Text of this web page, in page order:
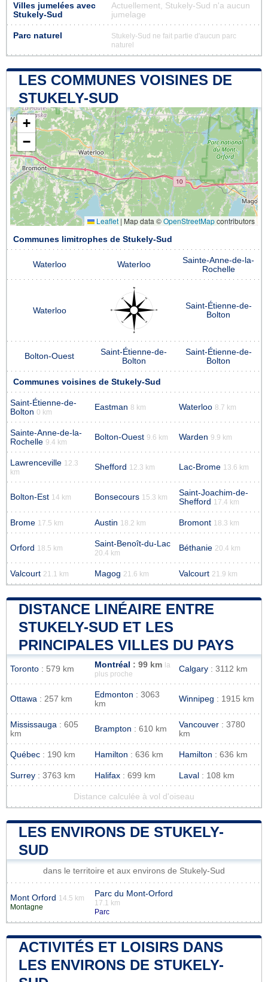
Villes jumelées avec
Stukely-Sud
Actuellement, Stukely-Sud n'a aucun
jumelage
Parc naturel
Stukely-Sud ne fait partie d'aucun parc
naturel
LES COMMUNES VOISINES DE
STUKELY-SUD
+
−
Leaflet | Map data ©OpenStreetMapcontributors
Communes limitrophes de Stukely-Sud
Waterloo Waterloo
Sainte-Anne-de-la-
Rochelle
Waterloo
Saint-Étienne-de-
Bolton
Bolton-Ouest
Saint-Étienne-de-
Bolton
Saint-Étienne-de-
Bolton
Communes voisines de Stukely-Sud
Saint-Étienne-de-
Bolton 0 km
Eastman 8 km Waterloo 8.7 km
Sainte-Anne-de-la-
Rochelle 9.4 km
Bolton-Ouest 9.6 km Warden 9.9 km
Lawrenceville 12.3
km
Shefford 12.3 km Lac-Brome 13.6 km
Bolton-Est 14 km Bonsecours 15.3 km
Saint-Joachim-de-
Shefford 17.4 km
Brome 17.5 km Austin 18.2 km Bromont 18.3 km
Orford 18.5 km Saint-Benoît-du-Lac
20.4 km
Béthanie 20.4 km
Valcourt 21.1 km Magog 21.6 km Valcourt 21.9 km
DISTANCE LINÉAIRE ENTRE
STUKELY-SUD ET LES
PRINCIPALES VILLES DU PAYS
Toronto : 579 km Montréal : 99 km
la
plus proche
Calgary : 3112 km
Ottawa : 257 km Edmonton : 3063
km
Winnipeg : 1915 km
Mississauga : 605
km
Brampton : 610 km Vancouver : 3780
km
Québec : 190 km Hamilton : 636 km Hamilton : 636 km
Surrey : 3763 km Halifax : 699 km Laval : 108 km
Distance calculée à vol d'oiseau
LES ENVIRONS DE STUKELY-
SUD
dans le territoire et aux environs de Stukely-Sud
Mont Orford 14.5 km
Montagne
Parc du Mont-Orford
17.1 km
Parc
ACTIVITÉS ET LOISIRS DANS
LES ENVIRONS DE STUKELY-